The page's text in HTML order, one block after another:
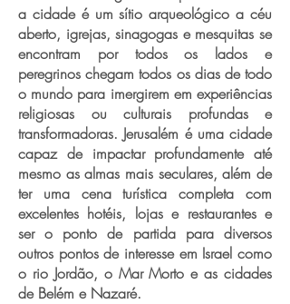
a cidade é um sítio arqueológico a céu
aberto, igrejas, sinagogas e mesquitas se
encontram por todos os lados e
peregrinos chegam todos os dias de todo
o mundo para imergirem em experiências
religiosas ou culturais profundas e
transformadoras. Jerusalém é uma cidade
capaz de impactar profundamente até
mesmo as almas mais seculares, além de
ter uma cena turística completa com
excelentes hotéis, lojas e restaurantes e
ser o ponto de partida para diversos
outros pontos de interesse em Israel como
o rio Jordão, o Mar Morto e as cidades
de Belém e Nazaré.